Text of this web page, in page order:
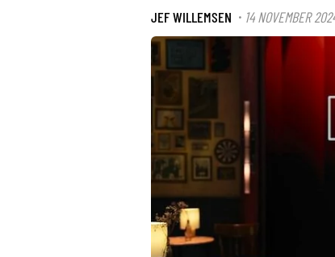
JEF WILLEMSEN · 14 NOVEMBER